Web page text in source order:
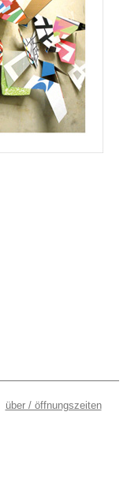
über / öffnungszeiten